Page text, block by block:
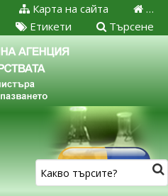
…
Карта на сайта
Търсене
Етикети